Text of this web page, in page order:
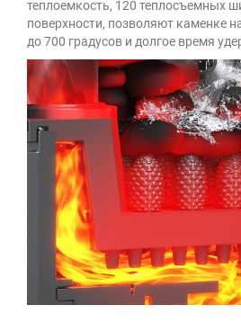
теплоемкость, 120 теплосъемных
поверхности, позволяют каменке
до 700 градусов и долгое время